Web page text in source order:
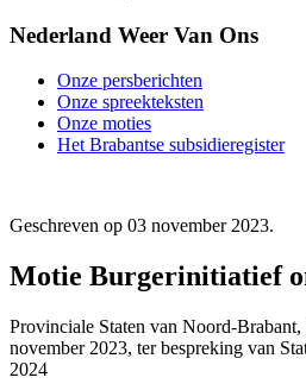
Nederland Weer Van Ons
Onze persberichten
Onze spreekteksten
Onze moties
Het Brabantse subsidieregister
Geschreven op 03 november 2023.
Motie Burgerinitiatief
Provinciale Staten van Noord-
november 2023, ter bespreking van
2024